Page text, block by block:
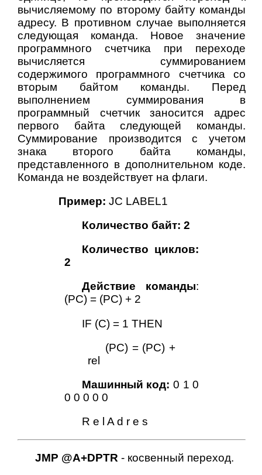
вычисляемому по второму байту команды
адресу. В противном случае выполняется
следующая команда. Новое значение
программного счетчика при переходе
вычисляется суммированием
содержимого программного счетчика со
вторым байтом команды. Перед
выполнением суммирования в
программный счетчик заносится адрес
первого байта следующей команды.
Суммирование производится с учетом
знака второго байта команды,
представленного в дополнительном коде.
Команда не воздействует на флаги.
Пример: JС LABEL1
Количество байт: 2
Количество циклов:
2
Действие команды:
(PC) = (PC) + 2
IF (С) = 1 THEN
(PC) = (PC) +
rel
Машинный код: 0 1 0
0 0 0 0 0
R e l A d r e s
JMP @A+DPTR - косвенный переход.